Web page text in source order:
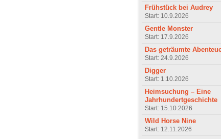
Frühstück bei Audrey
Start: 10.9.2026
Gentle Monster
Start: 17.9.2026
Das geträumte
Start: 24.9.2026
Digger
Start: 1.10.2026
Heimsuchung – Eine
Jahrhundertgeschichte
Start: 15.10.2026
Wild Horse Nine
Start: 12.11.2026